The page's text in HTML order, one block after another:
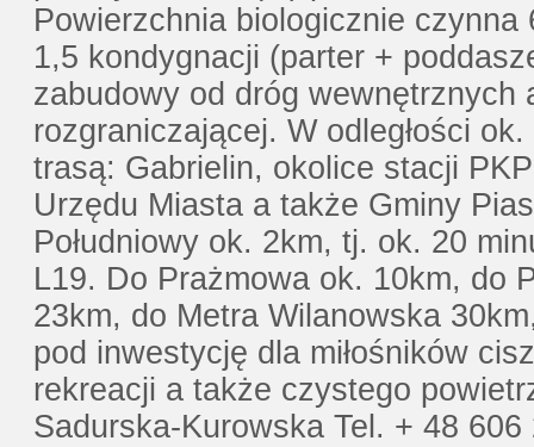
Powierzchnia biologicznie
1,5 kondygnacji (parter +
zabudowy od dróg
rozgraniczającej. W odległości
trasą: Gabrielin, okolice stacji
Urzędu Miasta a także Gminy
Południowy ok. 2km, tj. ok. 20
L19. Do Prażmowa ok. 10km, do
23km, do Metra Wilanowska
pod inwestycję dla miłośników
rekreacji a także czystego
Sadurska-Kurowska Tel. + 48